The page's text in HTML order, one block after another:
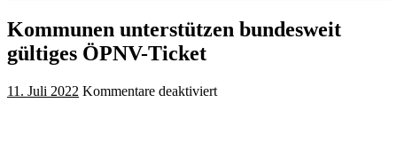
Kommunen unterstützen bundesweit
gültiges ÖPNV-Ticket
11. Juli 2022 Kommentare deaktiviertfür